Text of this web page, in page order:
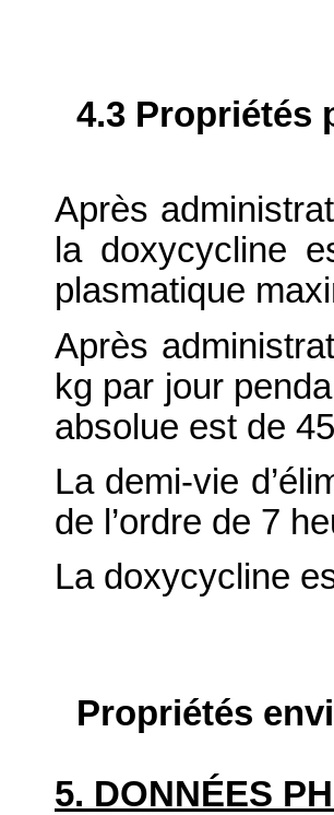
4.3 Propriétés
Après
la doxycycline
plasmatique
Après
kg par jour
absolue est de
La demi-vie
de l’ordre de 7
La doxycycline
Propriétés
5. DONNÉES